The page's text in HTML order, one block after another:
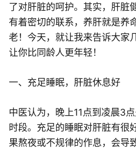
了对肝脏的呵护。其实，肝脏
有着密切的联系，养肝就是养
老！今天，就让我来告诉大家
让你比同龄人更年轻！
一、充足睡眠，肝脏休息好
中医认为，晚上11点到凌晨3
时段。充足的睡眠对肝脏有很
果熬夜或不规律的作息，会导